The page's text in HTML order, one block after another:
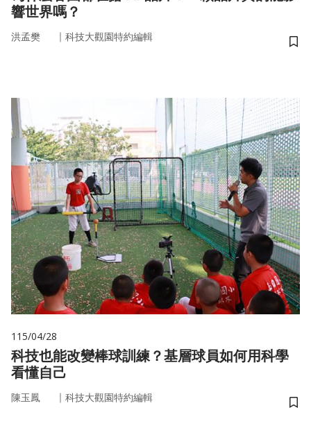
響世界嗎？
洪孟樊 ｜ 科技大觀園特約編輯
儲
115/04/28
科技也能改變棒球訓練？基層球員如何用科學
看懂自己
陳玉鳳 ｜ 科技大觀園特約編輯
儲